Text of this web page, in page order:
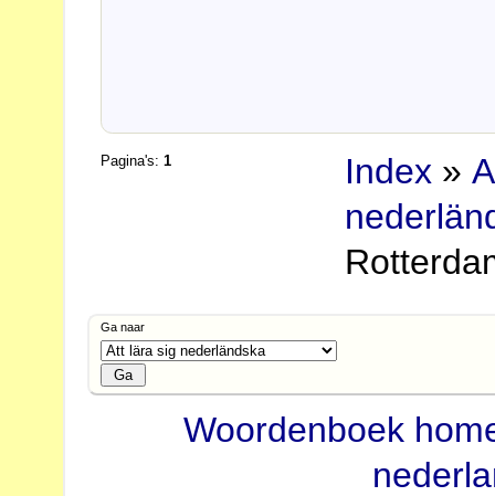
Pagina's:1 Index »
Ga naar
Woordenboek